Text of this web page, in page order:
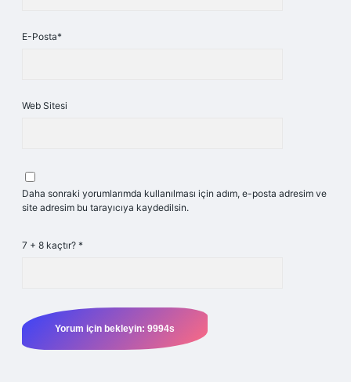
E-Posta*
Web Sitesi
Daha sonraki yorumlarımda kullanılması için adım, e-posta adresim ve
site adresim bu tarayıcıya kaydedilsin.
7 + 8 kaçtır? *